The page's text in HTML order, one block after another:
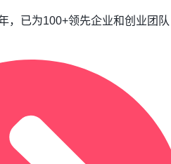
，已为100+领先企业和创业团队